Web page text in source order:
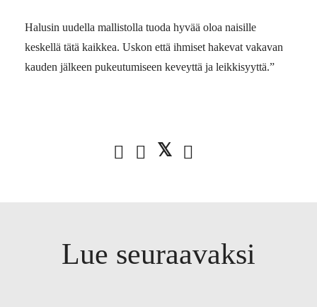
Halusin uudella mallistolla tuoda hyvää oloa naisille
keskellä tätä kaikkea. Uskon että ihmiset hakevat vakavan
kauden jälkeen pukeutumiseen keveyttä ja leikkisyyttä.”
Lue seuraavaksi